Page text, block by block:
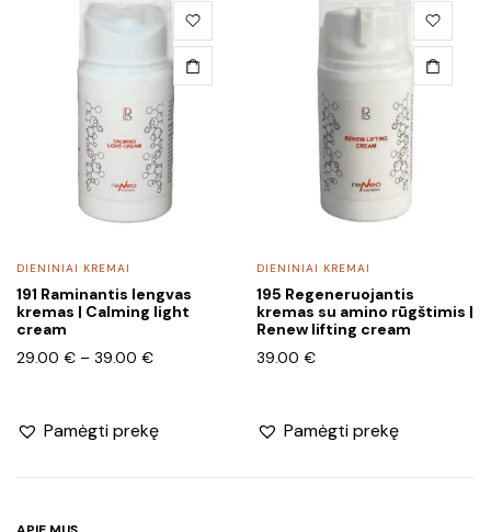
This
product
has
multiple
variants.
The
options
may
the
DIENINIAI KREMAI
191 Raminantis lengvas
kremas | Calming light
cream
29.00 € – 39.00 €Price
through
Pamėgti prekę
DIENINIAI KREMAI
195 Regeneruojantis
kremas su amino rūgštimis |
Renew lifting cream
39.00 €
Pamėgti prekę